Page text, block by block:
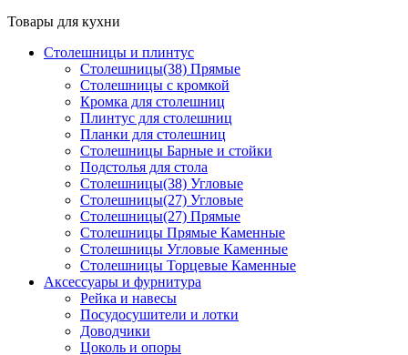
Товары для кухни
Столешницы и плинтус
Столешницы(38) Прямые
Столешницы с кромкой
Кромка для столешниц
Плинтус для столешниц
Планки для столешниц
Столешницы Барные и стойки
Подстолья для стола
Столешницы(38) Угловые
Столешницы(27) Угловые
Столешницы(27) Прямые
Столешницы Прямые Каменные
Столешницы Угловые Каменные
Столешницы Торцевые Каменные
Аксессуары и фурнитура
Рейка и навесы
Посудосушители и лотки
Доводчики
Цоколь и опоры